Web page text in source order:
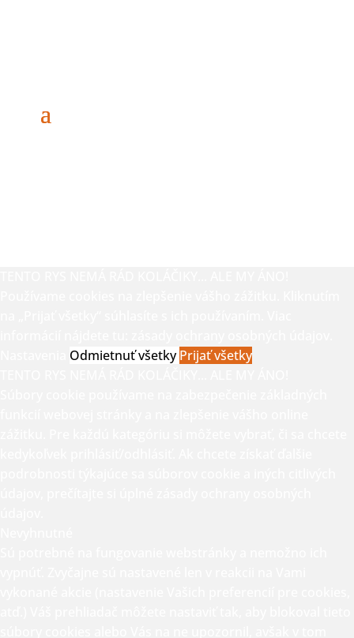
Odmietnuť všetkyPrijať všetky